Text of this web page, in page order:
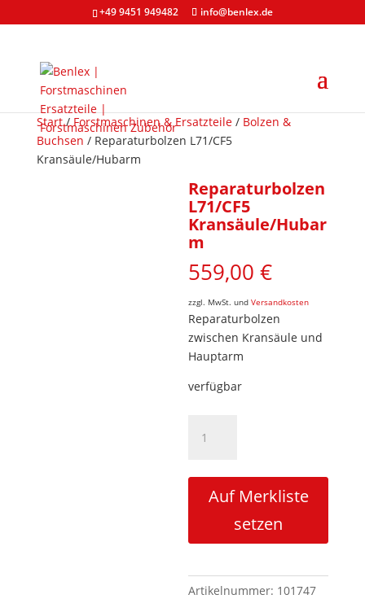
+49 9451 949482 info@benlex.de
Start/Forstmaschinen & Ersatzteile/ Bolzen &
Buchsen / Reparaturbolzen L71/CF5
Kransäule/Hubarm
Reparaturbolzen
L71/CF5
Kransäule/Hubar
m
559,00€
zzgl. MwSt. undVersandkosten
Reparaturbolzen
zwischen Kransäule und
Hauptarm
verfügbar
L71/CF5
Menge
Auf Merkliste
setzen
Artikelnummer: 101747